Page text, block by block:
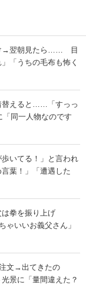
→翌朝見たら…… 目
「うちの毛布も怖く
替えると……「すっっ
同一人物なのです
いてる！」と言われ
葉！」「遭遇した
拳を振り上げ
いいお義父さん」
文→出てきたの
景に「量間違えた？